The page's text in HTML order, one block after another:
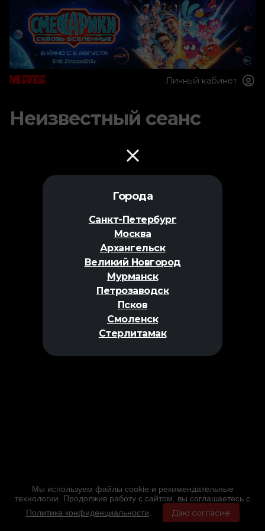
Города
Санкт-Петербург
Москва
Архангельск
Великий Новгород
Мурманск
Петрозаводск
Псков
Смоленск
Стерлитамак
Личный кабинет
Неизвестный сеанс
Мы используем файлы cookie и рекомендательные
технологии. Продолжив работу с сайтом, вы соглашаетесь с
Политика конфиденциальности
Даю согласие